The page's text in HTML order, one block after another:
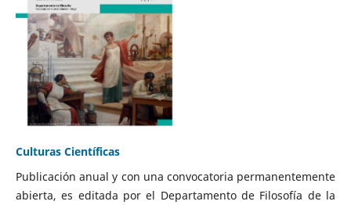
Culturas Científicas
Publicación anual y con una convocatoria permanentemente
abierta, es editada por el Departamento de Filosofía de la